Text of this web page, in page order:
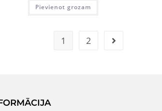
Pievienot grozam
1 2